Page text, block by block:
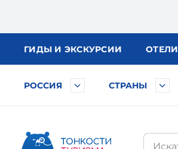
ГИДЫ И ЭКСКУРСИИ ОТЕЛИ
РОССИЯ СТРАНЫ